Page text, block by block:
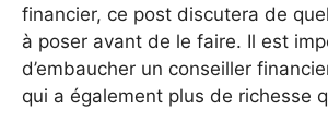
financier, ce post discutera de
à poser avant de le faire. Il est
d’embaucher un conseiller
qui a également plus de richesse